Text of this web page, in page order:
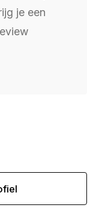
je een